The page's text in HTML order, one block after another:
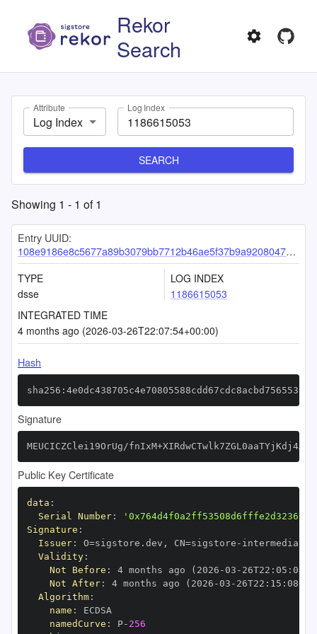
Rekor
Search
Attribute
Log Index
Log Index
SEARCH
Showing 1 - 1 of1
Entry UUID:
108e9186e8c5677a89b3079bb7712b46ae5f37b9a9208047cae80f6a5b09dd03506764240b3bc3dc
TYPE
dsse
LOG INDEX
1186615053
INTEGRATED TIME
4 months ago (2026-03-26T22:07:54+00:00)
Hash
Signature
MEUCICZClei19OrUg/
Public Key Certificate
data :
Serial Number:
Signature :
Issuer: O=sigstore.dev , CN=sigstore -
Validity:
Not Before : 4 months ago (2026 -03 - 26T22 : 05 :
Not After: 4 months ago (2026 -03 - 26T22 : 15 : 08+00
Algorithm:
name :
namedCurve : P- 256